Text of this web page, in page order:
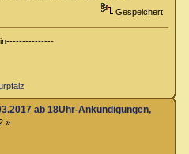
Gespeichert
ab 18Uhr-Ankündigungen,
»